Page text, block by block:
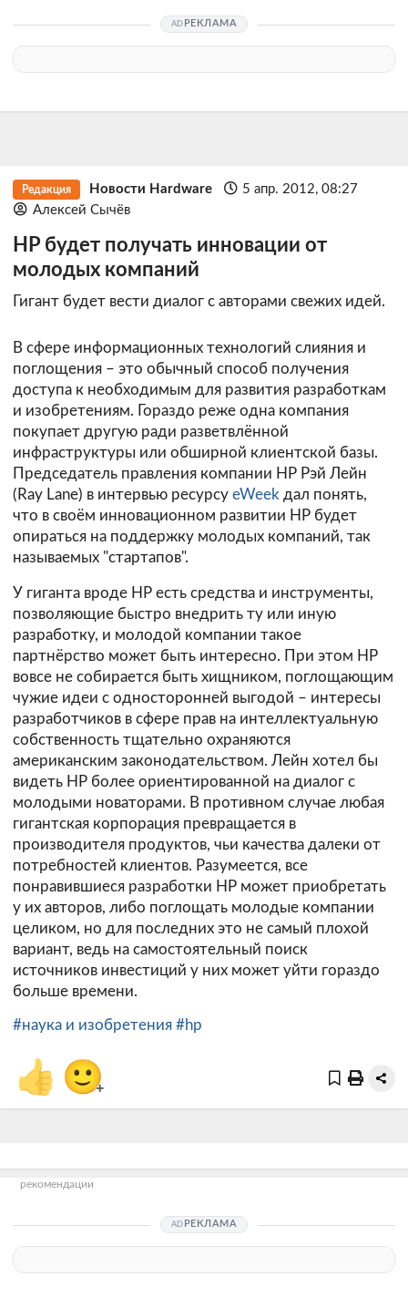
РЕКЛАМА
Редакция Новости Hardware
5 апр. 2012, 08:27
Алексей Сычёв
HP будет получать инновации от
молодых компаний
Гигант будет вести диалог с авторами свежих идей.
В сфере информационных технологий слияния и
поглощения – это обычный способ получения
доступа к необходимым для развития разработкам
и изобретениям. Гораздо реже одна компания
покупает другую ради разветвлённой
инфраструктуры или обширной клиентской базы.
Председатель правления компании HP Рэй Лейн
(Ray Lane) в интервью ресурсу eWeek дал понять,
что в своём инновационном развитии HP будет
опираться на поддержку молодых компаний, так
называемых "стартапов".
У гиганта вроде HP есть средства и инструменты,
позволяющие быстро внедрить ту или иную
разработку, и молодой компании такое
партнёрство может быть интересно. При этом HP
вовсе не собирается быть хищником, поглощающим
чужие идеи с односторонней выгодой – интересы
разработчиков в сфере прав на интеллектуальную
собственность тщательно охраняются
американским законодательством. Лейн хотел бы
видеть HP более ориентированной на диалог с
молодыми новаторами. В противном случае любая
гигантская корпорация превращается в
производителя продуктов, чьи качества далеки от
потребностей клиентов. Разумеется, все
понравившиеся разработки HP может приобретать
у их авторов, либо поглощать молодые компании
целиком, но для последних это не самый плохой
вариант, ведь на самостоятельный поиск
источников инвестиций у них может уйти гораздо
больше времени.
#наука и изобретения #hp
👍 🙂+
рекомендации
РЕКЛАМА